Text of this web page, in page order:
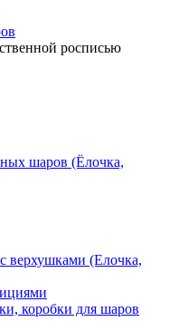
росписью
шаров (Ёлочка,
верхушками (Елочка,
коробки для шаров